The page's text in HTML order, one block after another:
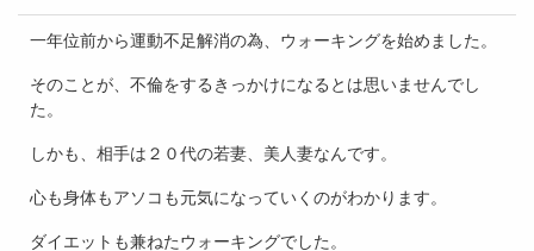
一年位前から運動不足解消の為、ウォーキングを始めました。
そのことが、不倫をするきっかけになるとは思いませんでし
た。
しかも、相手は２０代の若妻、美人妻なんです。
心も身体もアソコも元気になっていくのがわかります。
ダイエットも兼ねたウォーキングでした。